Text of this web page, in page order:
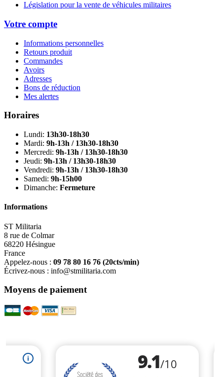
Législation pour la vente de véhicules militaires
Votre compte
Informations personnelles
Retours produit
Commandes
Avoirs
Adresses
Bons de réduction
Mes alertes
Horaires
Lundi: 13h30-18h30
Mardi: 9h-13h / 13h30-18h30
Mercredi: 9h-13h / 13h30-18h30
Jeudi: 9h-13h / 13h30-18h30
Vendredi: 9h-13h / 13h30-18h30
Samedi: 9h-15h00
Dimanche: Fermeture
Informations
ST Militaria
8 rue de Colmar
68220 Hésingue
France
Appelez-nous : 09 78 80 16 76 (20cts/min)
Écrivez-nous : info@stmilitaria.com
Moyens de paiement